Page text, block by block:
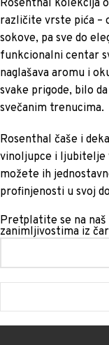
Rosenthal kolekcija
različite vrste pića –
sokove, pa sve do
funkcionalni centar
naglašava aromu i
svake prigode, bilo
svečanim trenucima.
Rosenthal čaše i
vinoljupce i ljubitelje
možete ih
profinjenosti u svoj
Pretplatite se na
zanimljivostima iz